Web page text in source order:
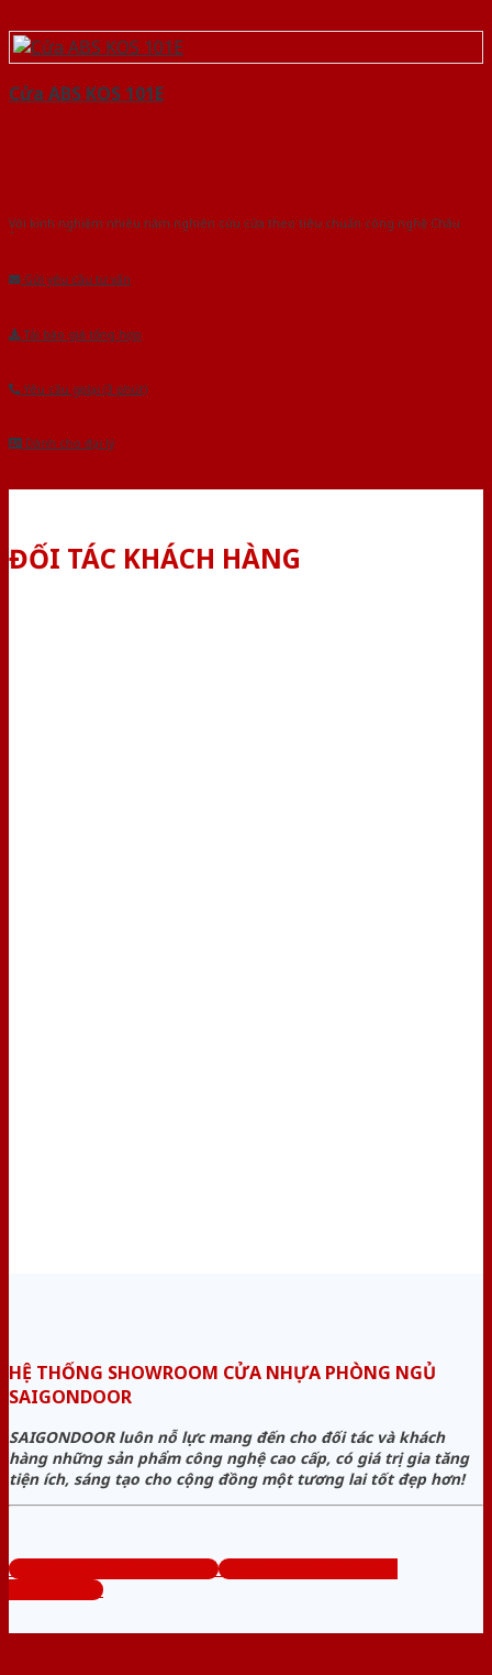
Cửa ABS KOS 101E
Với kinh nghiệm nhiêu năm nghiên cứu cửa theo tiêu chuẩn công nghệ Châu
Gửi yêu cầu tư vấn
Tải báo giá tổng hợp
Yêu cầu gọi lại (3 phút)
Dành cho đại lý
ĐỐI TÁC KHÁCH HÀNG
HỆ THỐNG SHOWROOM CỬA NHỰA PHÒNG NGỦ
SAIGONDOOR
SAIGONDOOR luôn nỗ lực mang đến cho đối tác và khách
hàng những sản phẩm công nghệ cao cấp, có giá trị gia tăng
tiện ích, sáng tạo cho cộng đồng một tương lai tốt đẹp hơn!
www.cuanhuaphongngu.com
Tổng đài tư vấn miễn phí:
0824.400.400